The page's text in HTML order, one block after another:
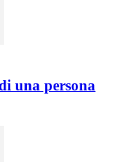
una persona